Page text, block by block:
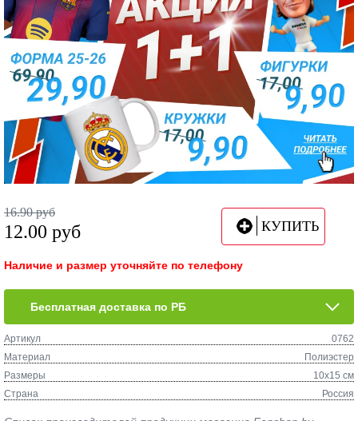
16.90 руб
12.00 руб КУПИТЬ
Наличие и размер уточняйте по телефону
Бесплатная доставка по РБ
Артикул
0762
Материал
Полиэстер
Размеры
10х15 см
Страна
Россия